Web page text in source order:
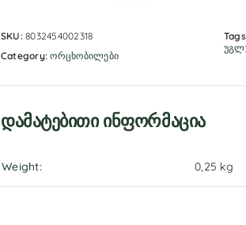
SKU:8032454002318
Category:ორცხობილები
დამატებითი ინფორმაცია
Weight 0,25 kg